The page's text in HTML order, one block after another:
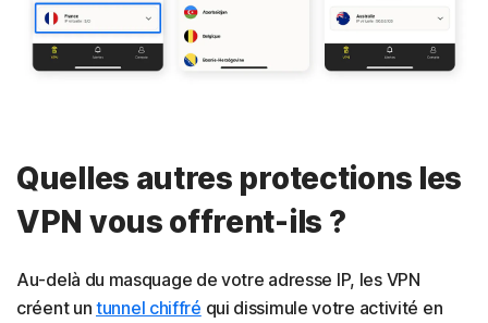
Quelles autres protections les
VPN vous offrent-ils ?
Au-delà du masquage de votre adresse IP, les VPN
créent un tunnel chiffré qui dissimule votre activité en